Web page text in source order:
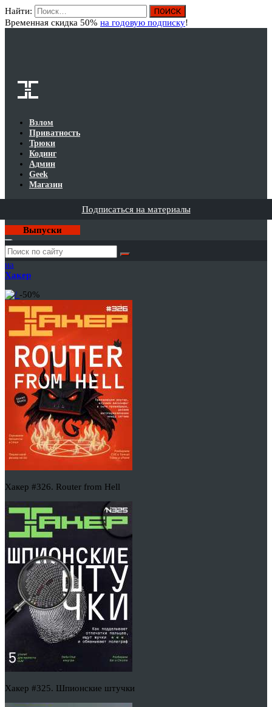
Найти:
Временная скидка 50% на годовую подписку!
Взлом
Приватность
Трюки
Кодинг
Админ
Geek
Магазин
Подписаться на материалы
Выпуски
Годовая
подписка
на
Хакер
-50%
Хакер #326. Router from Hell
Хакер #325. Шпионские штучки